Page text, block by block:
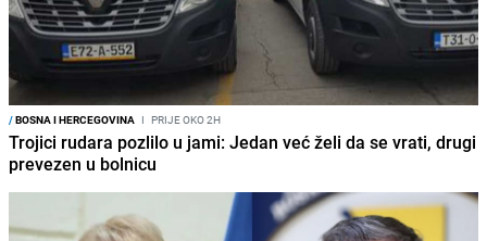
/BOSNA I HERCEGOVINA I PRIJE OKO 2H
Trojici rudara pozlilo u jami: Jedan već želi da se vrati, drugi
prevezen u bolnicu